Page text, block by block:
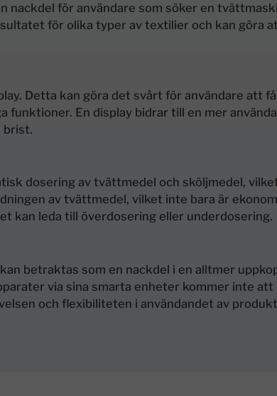
nackdel för användare som söker en
för olika typer av textilier och kan göra
Detta kan göra det svårt för användare att
En display bidrar till en mer
brist.
dosering av tvättmedel och sköljmedel,
av tvättmedel, vilket inte bara är
kan leda till överdosering eller underdosering.
betraktas som en nackdel i en alltmer
via sina smarta enheter kommer inte att
och flexibiliteten i användandet av